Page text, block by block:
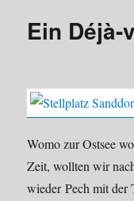
Ein
Womo zur Ostsee
Zeit, wollten wir
wieder Pech mit der